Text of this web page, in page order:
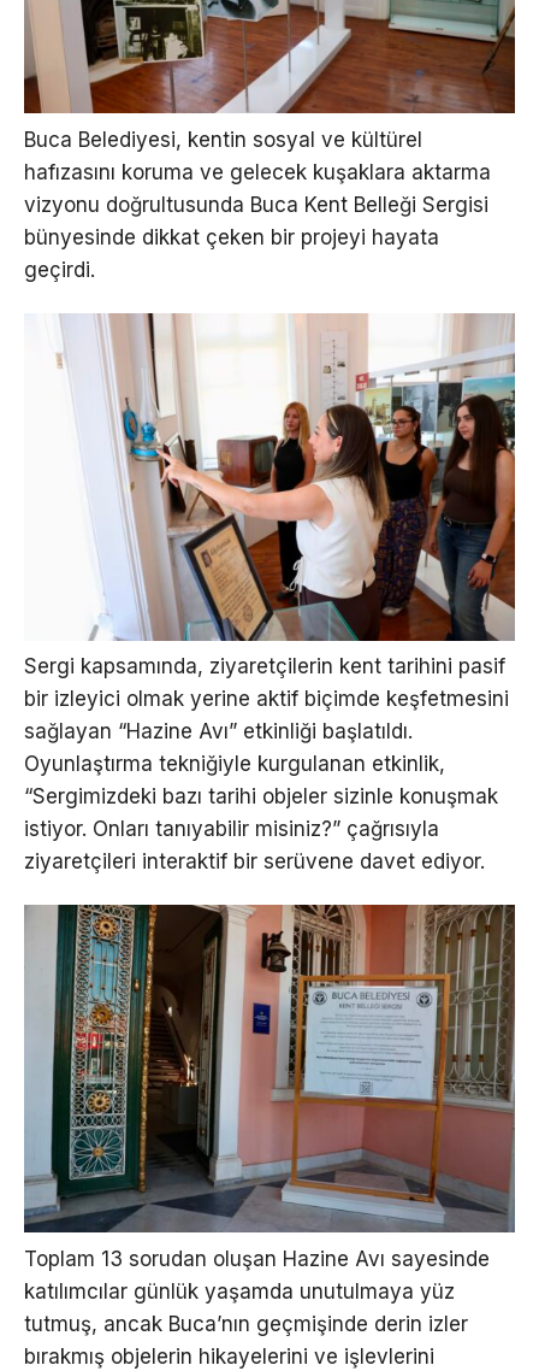
Buca Belediyesi, kentin sosyal ve kültürel
hafızasını koruma ve gelecek kuşaklara aktarma
vizyonu doğrultusunda Buca Kent Belleği Sergisi
bünyesinde dikkat çeken bir projeyi hayata
geçirdi.
Sergi kapsamında, ziyaretçilerin kent tarihini pasif
bir izleyici olmak yerine aktif biçimde keşfetmesini
sağlayan “Hazine Avı” etkinliği başlatıldı.
Oyunlaştırma tekniğiyle kurgulanan etkinlik,
“Sergimizdeki bazı tarihi objeler sizinle konuşmak
istiyor. Onları tanıyabilir misiniz?” çağrısıyla
ziyaretçileri interaktif bir serüvene davet ediyor.
Toplam 13 sorudan oluşan Hazine Avı sayesinde
katılımcılar günlük yaşamda unutulmaya yüz
tutmuş, ancak Buca’nın geçmişinde derin izler
bırakmış objelerin hikayelerini ve işlevlerini